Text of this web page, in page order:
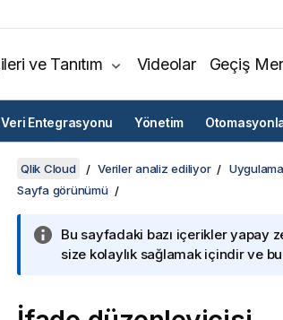
ve Tanıtım Videolar Geçiş
Veri Entegrasyonu Yönetim
Qlik Cloud Veriler analiz ediliyor
Sayfa görünümü
Bu sayfadaki bazı içerikler yapay
size kolaylık sağlamak içindir ve